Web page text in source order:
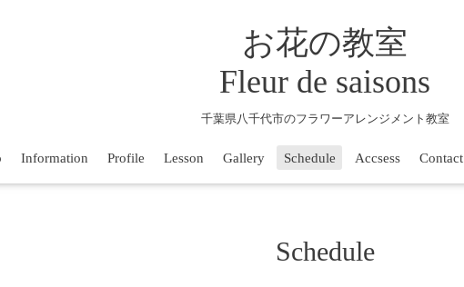
お花の教室
Fleur de saisons
千葉県八千代市のフラワーアレンジメント教室
Information Profile Lesson Gallery Schedule Accsess Contact
Schedule